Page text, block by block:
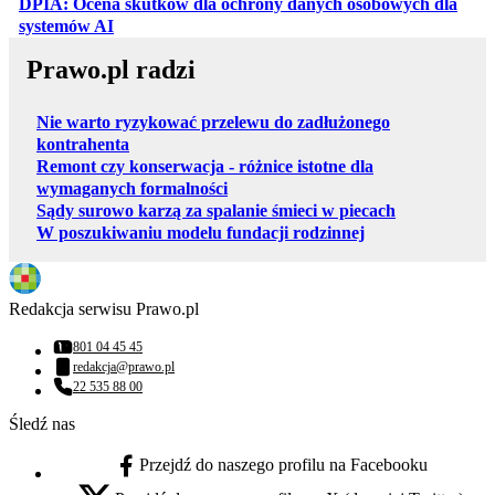
systemów AIotwiera się w nowej karcie
Prawo.pl radzi
Nie warto ryzykować przelewu do zadłużonego
kontrahenta
Remont czy konserwacja - różnice istotne dla
wymaganych formalności
Sądy surowo karzą za spalanie śmieci w piecach
W poszukiwaniu modelu fundacji rodzinnej
Redakcja serwisu Prawo.pl
Numer telefonu:
801 04 45 45
Adres email:
redakcja@prawo.pl
Numer telefonu:
22 535 88 00
Śledź nas
facebook - otwiera się w nowej karcie
Przejdź do naszego profilu na Facebooku